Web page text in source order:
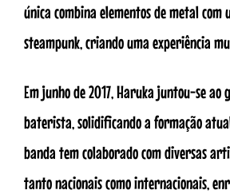
única combina elementos de metal com
steampunk, criando uma experiência
Em junho de 2017, Haruka juntou-se ao
baterista, solidificando a formação
banda tem colaborado com diversas
tanto nacionais como internacionais,